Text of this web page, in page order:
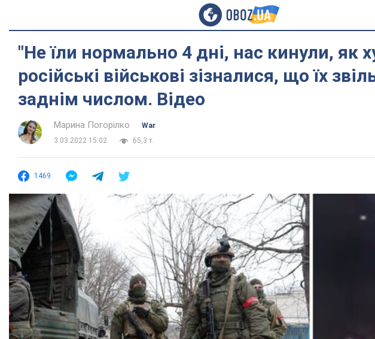
"Не їли нормально 4 дні, нас кинули, як
російські військові зізналися, що їх
заднім числом. Відео
Марина Погорілко
War
3.03.2022 15:02
65,3 т.
1469